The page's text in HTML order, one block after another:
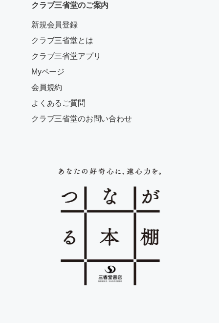
クラブ三省堂のご案内
新規会員登録
クラブ三省堂とは
クラブ三省堂アプリ
Myページ
会員規約
よくあるご質問
クラブ三省堂のお問い合わせ